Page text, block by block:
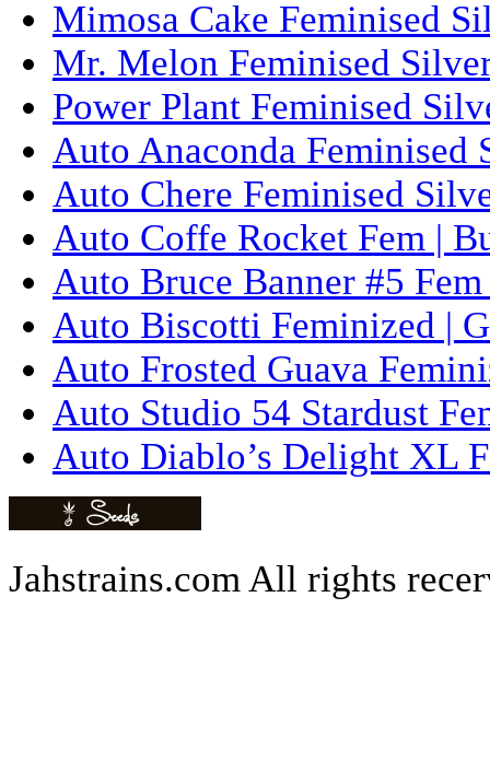
Mimosa Cake Feminised
Mr. Melon Feminised
Power Plant Feminised
Auto Anaconda Feminised
Auto Chere Feminised
Auto Coffe Rocket Fem |
Auto Bruce Banner #5
Auto Biscotti Feminized |
Auto Frosted Guava
Auto Studio 54 Stardust
Auto Diablo’s Delight XL
Jahstrains.comAll rights